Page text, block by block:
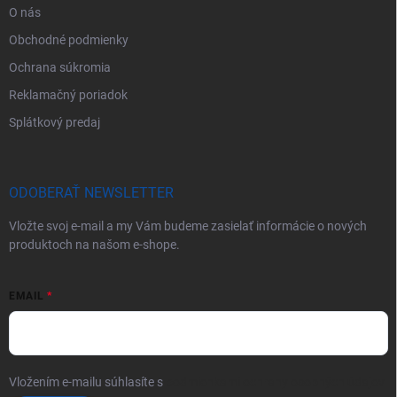
O nás
Obchodné podmienky
Ochrana súkromia
Reklamačný poriadok
Splátkový predaj
ODOBERAŤ NEWSLETTER
Vložte svoj e-mail a my Vám budeme zasielať informácie o nových
produktoch na našom e-shope.
EMAIL
Vložením e-mailu súhlasíte s